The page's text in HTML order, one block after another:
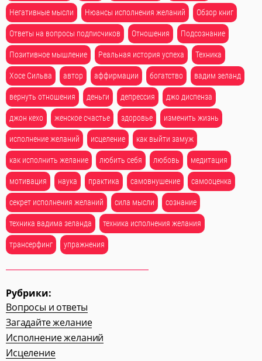
Негативные мысли Нюансы исполнения желаний Обзор книг
Ответы на вопросы подписчиков Отношения Подсознание
Позитивное мышление Реальная история успеха Техника
Хосе Сильва автор аффирмации богатство вадим зеланд
вернуть отношения деньги депрессия джо диспенза
джон кехо женское счастье здоровье изменить жизнь
исполнение желаний исцеление как выйти замуж
как исполнить желание любить себя любовь медитация
мотивация наука практика самовнушение самооценка
секрет исполнения желаний сила мысли сознание
техника вадима зеланда техника исполнения желания
трансерфинг упражнения
Рубрики:
Вопросы и ответы
Загадайте желание
Исполнение желаний
Исцеление